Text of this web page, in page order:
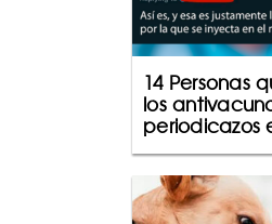
14 Personas
los
periodicazos